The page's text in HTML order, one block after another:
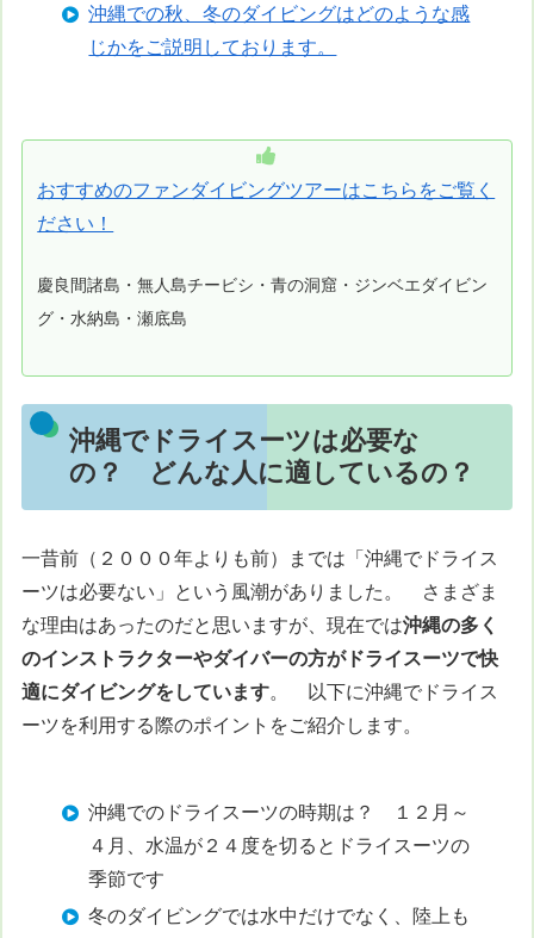
沖縄での秋、冬のダイビングはどのような感
じかをご説明しております。
おすすめのファンダイビングツアーはこちらをご覧く
ださい！
慶良間諸島・無人島チービシ・青の洞窟・ジンベエダイビン
グ・水納島・瀬底島
沖縄でドライスーツは必要な
の？ どんな人に適しているの？
一昔前（２０００年よりも前）までは「沖縄でドライス
ーツは必要ない」という風潮がありました。 さまざま
な理由はあったのだと思いますが、現在では沖縄の多く
のインストラクターやダイバーの方がドライスーツで快
適にダイビングをしています。 以下に沖縄でドライス
ーツを利用する際のポイントをご紹介します。
沖縄でのドライスーツの時期は？ １２月～
４月、水温が２４度を切るとドライスーツの
季節です
冬のダイビングでは水中だけでなく、陸上も